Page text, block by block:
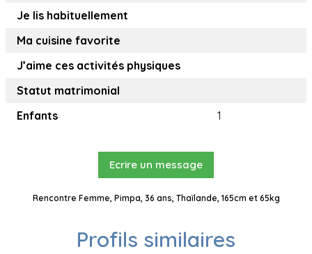
Je lis habituellement
Ma cuisine favorite
J’aime ces activités physiques
Statut matrimonial
Enfants
1
Ecrire un message
Rencontre Femme, Pimpa, 36 ans, Thaïlande, 165cm et 65kg
Profils similaires